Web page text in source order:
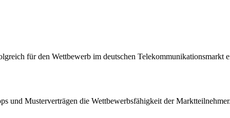
für den Wettbewerb im deutschen Telekommunikationsmarkt
und Musterverträgen die Wettbewerbsfähigkeit der